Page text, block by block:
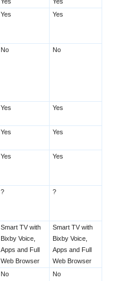
Yes Yes
No No
Yes Yes
Yes Yes
Yes Yes
? ?
Smart TV with
Bixby Voice,
Apps and Full
Web Browser
Smart TV with
Bixby Voice,
Apps and Full
Web Browser
No No